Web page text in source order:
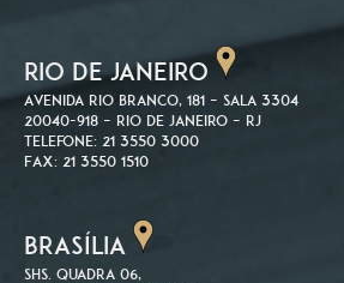
RIO DE JANEIRO
Avenida Rio Branco, 181 – Sala 3304
20040-918 – Rio de Janeiro – RJ
Telefone: 21 3550 3000
Fax: 21 3550 1510
BRASÍLIA
SHS. Quadra 06,